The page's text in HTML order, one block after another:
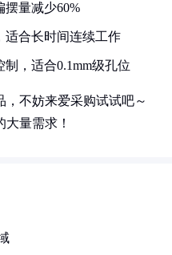
摆量减少60%
适合长时间连续工作
，适合0.1mm级孔位
不妨来爱采购试试吧～
量需求！